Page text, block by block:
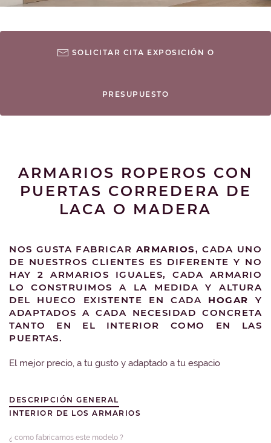
SOLICITAR CITA EXPOSICIÓN O
PRESUPUESTO
ARMARIOS ROPEROS CON
PUERTAS CORREDERA DE
LACA O MADERA
NOS GUSTA FABRICAR ARMARIOS, CADA UNO
DE NUESTROS CLIENTES ES DIFERENTE Y NO
HAY 2 ARMARIOS IGUALES, CADA ARMARIO
LO CONSTRUIMOS A LA MEDIDA Y ALTURA
DEL HUECO EXISTENTE EN CADA HOGAR Y
ADAPTADOS A CADA NECESIDAD CONCRETA
TANTO EN EL INTERIOR COMO EN LAS
PUERTAS.
El mejor precio, a tu gusto y adaptado a tu espacio
DESCRIPCIÓN GENERAL
INTERIOR DE LOS ARMARIOS
¿ como fabricamos este modelo ?